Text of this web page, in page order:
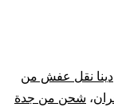
من
دينا نقل عفش من
، شحن من جدة